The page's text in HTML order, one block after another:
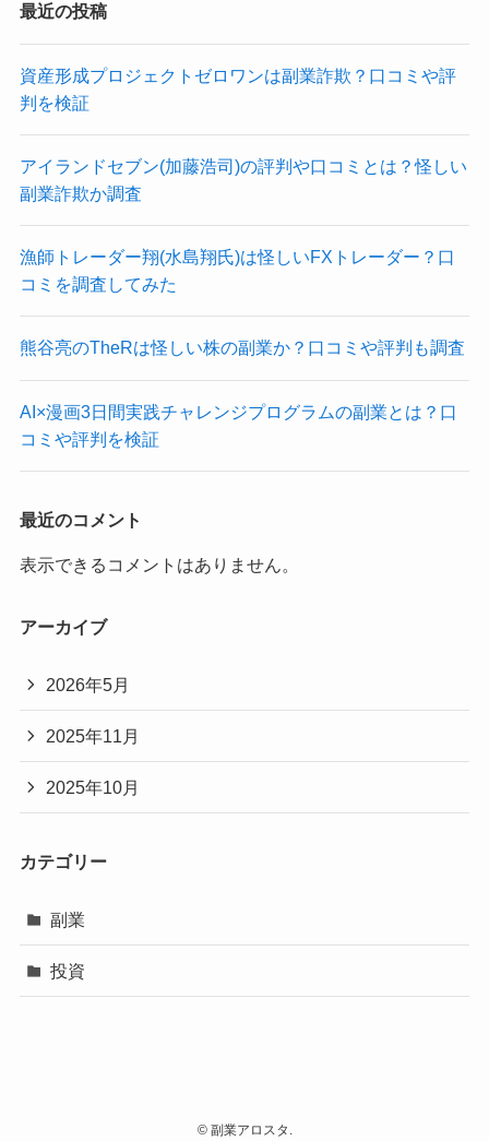
最近の投稿
資産形成プロジェクトゼロワンは副業詐欺？口コミや評
判を検証
アイランドセブン(加藤浩司)の評判や口コミとは？怪しい
副業詐欺か調査
漁師トレーダー翔(水島翔氏)は怪しいFXトレーダー？口
コミを調査してみた
熊谷亮のTheRは怪しい株の副業か？口コミや評判も調査
AI×漫画3日間実践チャレンジプログラムの副業とは？口
コミや評判を検証
最近のコメント
表示できるコメントはありません。
アーカイブ
2026年5月
2025年11月
2025年10月
カテゴリー
副業
投資
©副業アロスタ.